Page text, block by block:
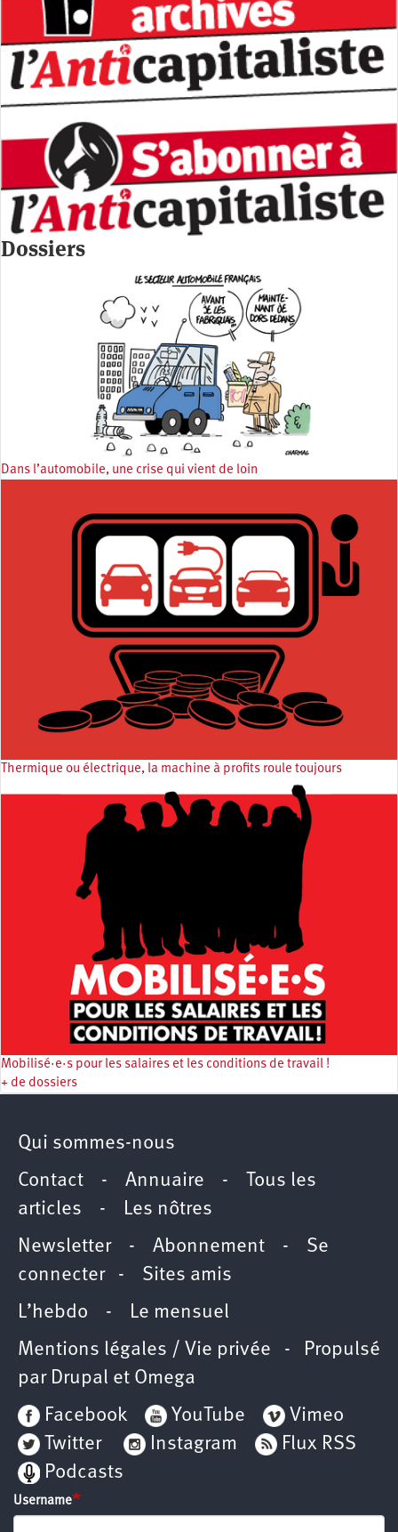
Dossiers
Dans l’automobile, une crise qui vient de loin
Thermique ou électrique, la machine à profits roule toujours
Mobilisé·e·s pour les salaires et les conditions de travail !
+ de dossiers
Qui sommes-nous
Contact - Annuaire -
Tous les
articles - Les nôtres
Newsletter- Abonnement - Se
connecter- Sites amis
L’hebdo - Le mensuel
Mentions légales / Vie privée - Propulsé
par Drupal et Omega
Facebook
YouTube
Vimeo
Twitter
Instagram
Flux RSS
Podcasts
Username